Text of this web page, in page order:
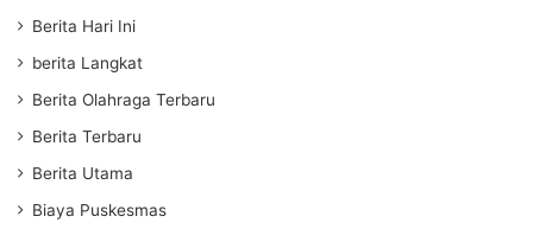
Berita Hari Ini
berita Langkat
Berita Olahraga Terbaru
Berita Terbaru
Berita Utama
Biaya Puskesmas